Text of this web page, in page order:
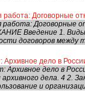
работа: Договорные
работа: Договорные
Введение 1. Виды
договоров между
Архивное дело в
Архивное дело в
дела. 4 2.
и